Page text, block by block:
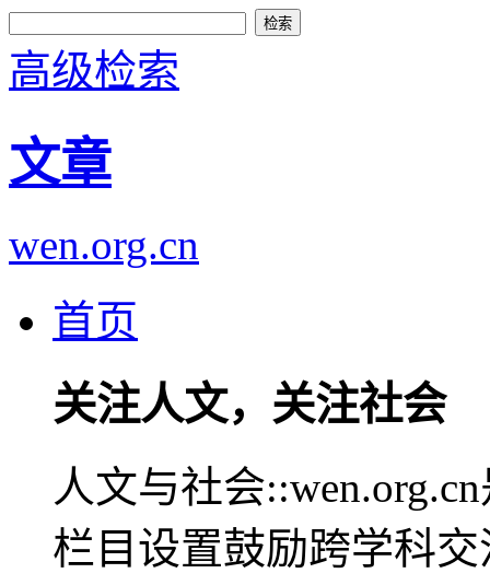
高级检索
文章
wen.org.cn
首页
关注人文，关注社会
人文与社会
栏目设置鼓励跨学科